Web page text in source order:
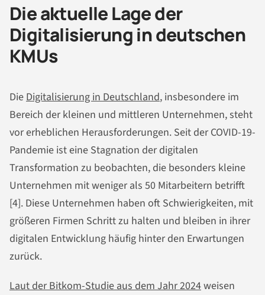
Die aktuelle Lage der
Digitalisierung in deutschen
KMUs
DieDigitalisierung in Deutschland, insbesondere im
Bereich der kleinen und mittleren Unternehmen, steht
vor erheblichen Herausforderungen. Seit der COVID-19-
Pandemie ist eine Stagnation der digitalen
Transformation zu beobachten, die besonders kleine
Unternehmen mit weniger als 50 Mitarbeitern betrifft
[4]. Diese Unternehmen haben oft Schwierigkeiten, mit
größeren Firmen Schritt zu halten und bleiben in ihrer
digitalen Entwicklung häufig hinter den Erwartungen
zurück.
Laut der Bitkom-Studie aus dem Jahr 2024weisen